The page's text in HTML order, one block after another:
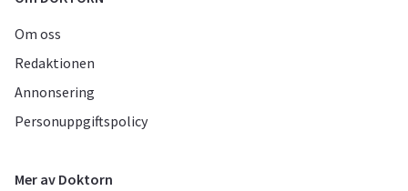
Om oss
Redaktionen
Annonsering
Personuppgiftspolicy
Mer av Doktorn